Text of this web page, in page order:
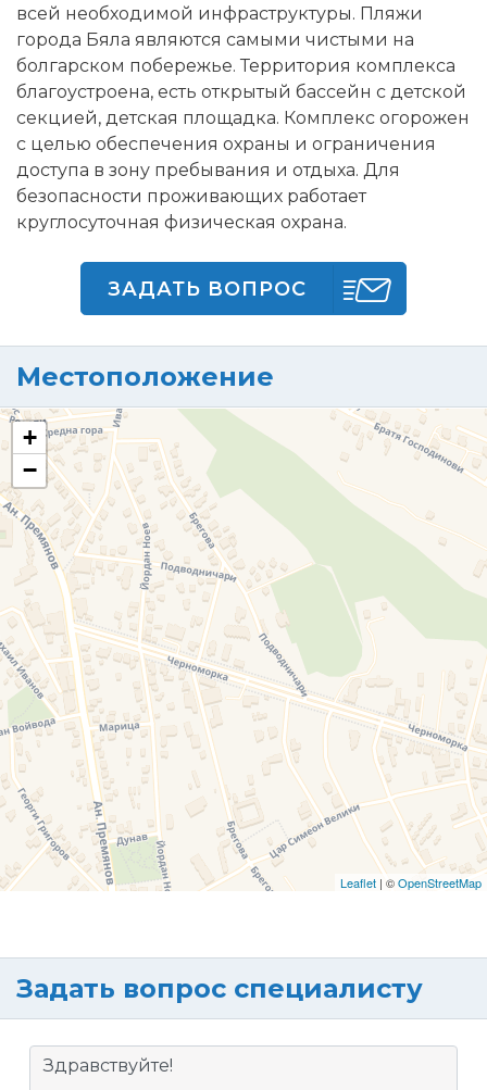
всей необходимой инфраструктуры. Пляжи
города Бяла являются самыми чистыми на
болгарском побережье. Территория комплекса
благоустроена, есть открытый бассейн с детской
секцией, детская площадка. Комплекс огорожен
с целью обеспечения охраны и ограничения
доступа в зону пребывания и отдыха. Для
безопасности проживающих работает
круглосуточная физическая охрана.
ЗАДАТЬ ВОПРОС
Местоположение
+
−
Leaflet | ©OpenStreetMap
Задать вопрос специалисту